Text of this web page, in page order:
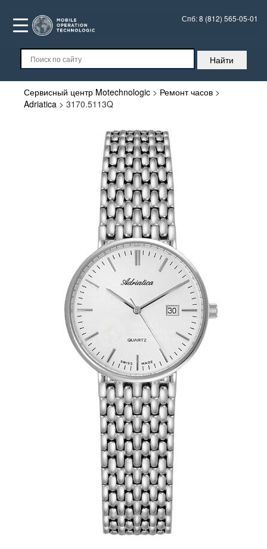
Спб:8 (812) 565-05-01
Сервисный центр Motechnologic > Ремонт часов >
Adriatica > 3170.5113Q